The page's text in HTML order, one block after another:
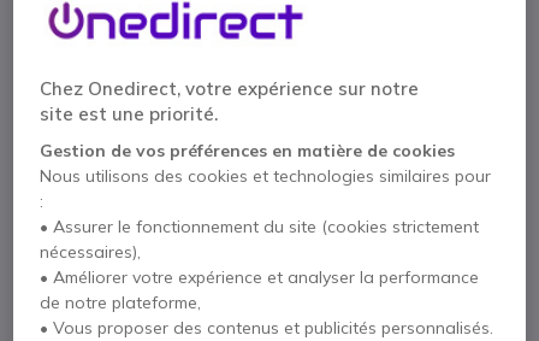
prise en main sécurisée en environnement
exigeant.
19,95 € HT 23,94 € TTC
Qté
Épuisé
Payez en 4 sans frais (5,99 €)Afficher plus
Chez Onedirect, votre expérience sur notre
site est une priorité.
Gestion de vos préférences en matière de cookies
Nous utilisons des cookies et technologies similaires pour
:
• Assurer le fonctionnement du site (cookies strictement
nécessaires),
• Améliorer votre expérience et analyser la performance
de notre plateforme,
• Vous proposer des contenus et publicités personnalisés.